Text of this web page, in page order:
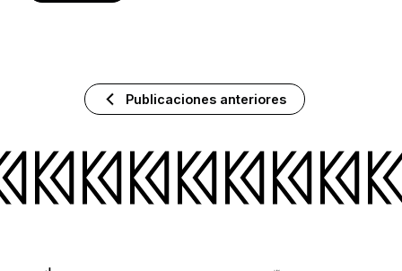
Publicaciones anteriores